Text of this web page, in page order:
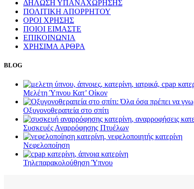
ΔΗΛΩΣΗ ΥΠΑΝΑΧΩΡΗΣΗΣ
ΠΟΛΙΤΙΚΗ ΑΠΟΡΡΗΤΟΥ
ΟΡΟΙ ΧΡΗΣΗΣ
ΠΟΙΟΙ ΕΙΜΑΣΤΕ
ΕΠΙΚΟΙΝΩΝΙΑ
ΧΡΗΣΙΜΑ ΑΡΘΡΑ
BLOG
Μελέτη Ύπνου Κατ’ Οίκον
Οξυγονοθεραπεία στο σπίτι
Συσκευές Αναρρόφησης Πτυέλων
Νεφελοποίηση
Τηλεπαρακολούθηση Ύπνου